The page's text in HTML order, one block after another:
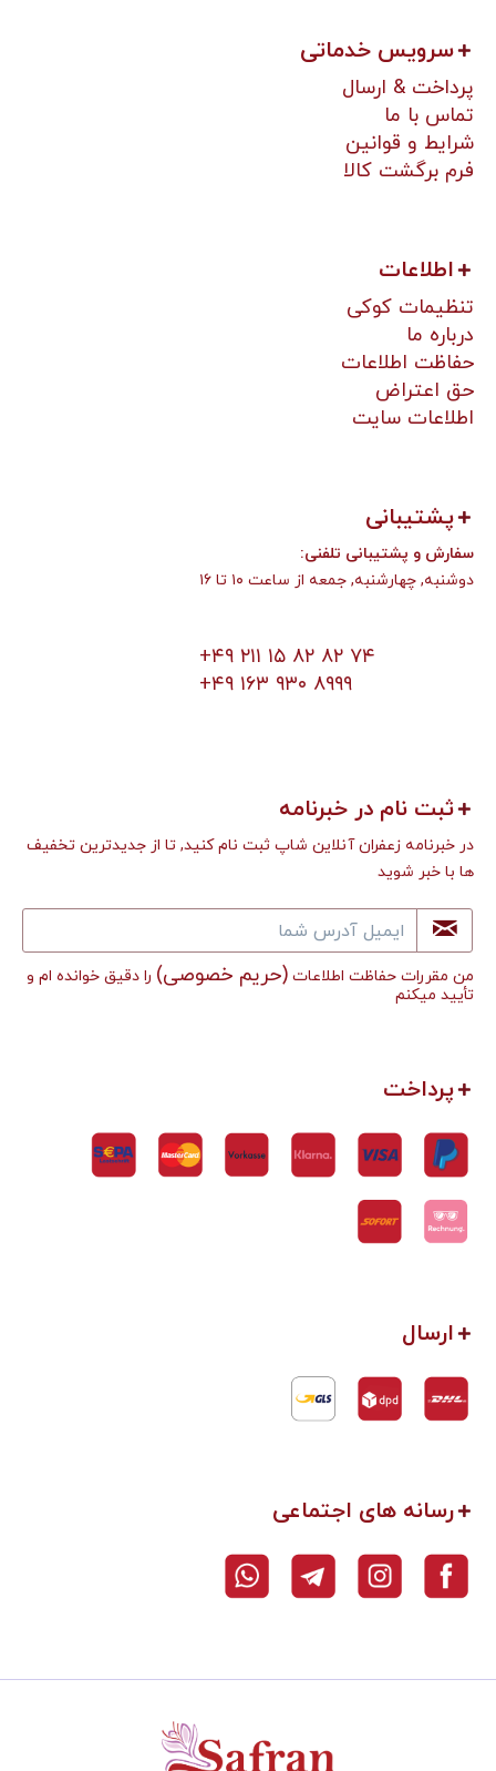
سرویس خدماتی
پرداخت & ارسال
تماس با ما
شرایط و قوانین
فرم برگشت کالا
اطلاعات
تنظیمات کوکی
درباره ما
حفاظت اطلاعات
حق اعتراض
اطلاعات سایت
پشتیبانی
:سفارش و پشتیبانی تلفنی
دوشنبه, چهارشنبه, جمعه از ساعت ۱۰ تا ۱۶
+۴۹ ۲۱۱ ۱۵ ۸۲ ۸۲ ۷۴
+۴۹ ۱۶۳ ۹۳۰ ۸۹۹۹
ثبت نام در خبرنامه
در خبرنامه زعفران آنلاین شاپ ثبت نام کنید, تا از جدیدترین تخفیف
ها با خبر شوید
من مقررات حفاظت اطلاعات (حریم خصوصی) را دقیق خوانده ام و
تأييد میکنم
پرداخت
ارسال
رسانه های اجتماعی